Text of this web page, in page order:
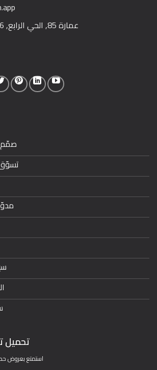
عمارة 85, الحي الرابع, 6 أكتوبر, 12563
صمّم
تحميل
استمتع بعروض